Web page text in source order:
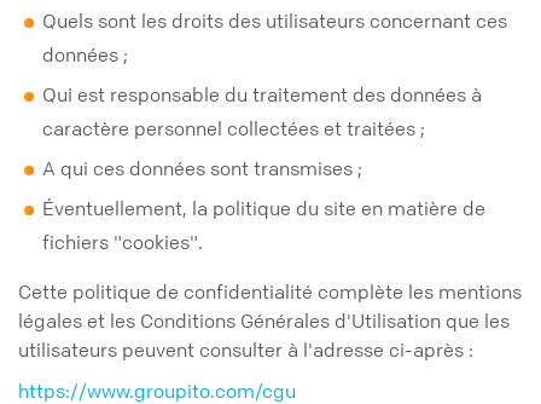
Quels sont les droits des utilisateurs concernant ces
données ;
Qui est responsable du traitement des données à
caractère personnel collectées et traitées ;
A qui ces données sont transmises ;
Éventuellement, la politique du site en matière de
fichiers "cookies".
Cette politique de confidentialité complète les mentions
légales et les Conditions Générales d'Utilisation que les
utilisateurs peuvent consulter à l'adresse ci-après :
https://www.groupito.com/cgu